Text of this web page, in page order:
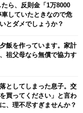
ら、反則金「1万8000
していたときなので危
とダメでしょうか？
飯を作っています。家計
祖父母なら無償で協力す
としてしまった息子。交
買ってください」と言わ
、理不尽すぎませんか？